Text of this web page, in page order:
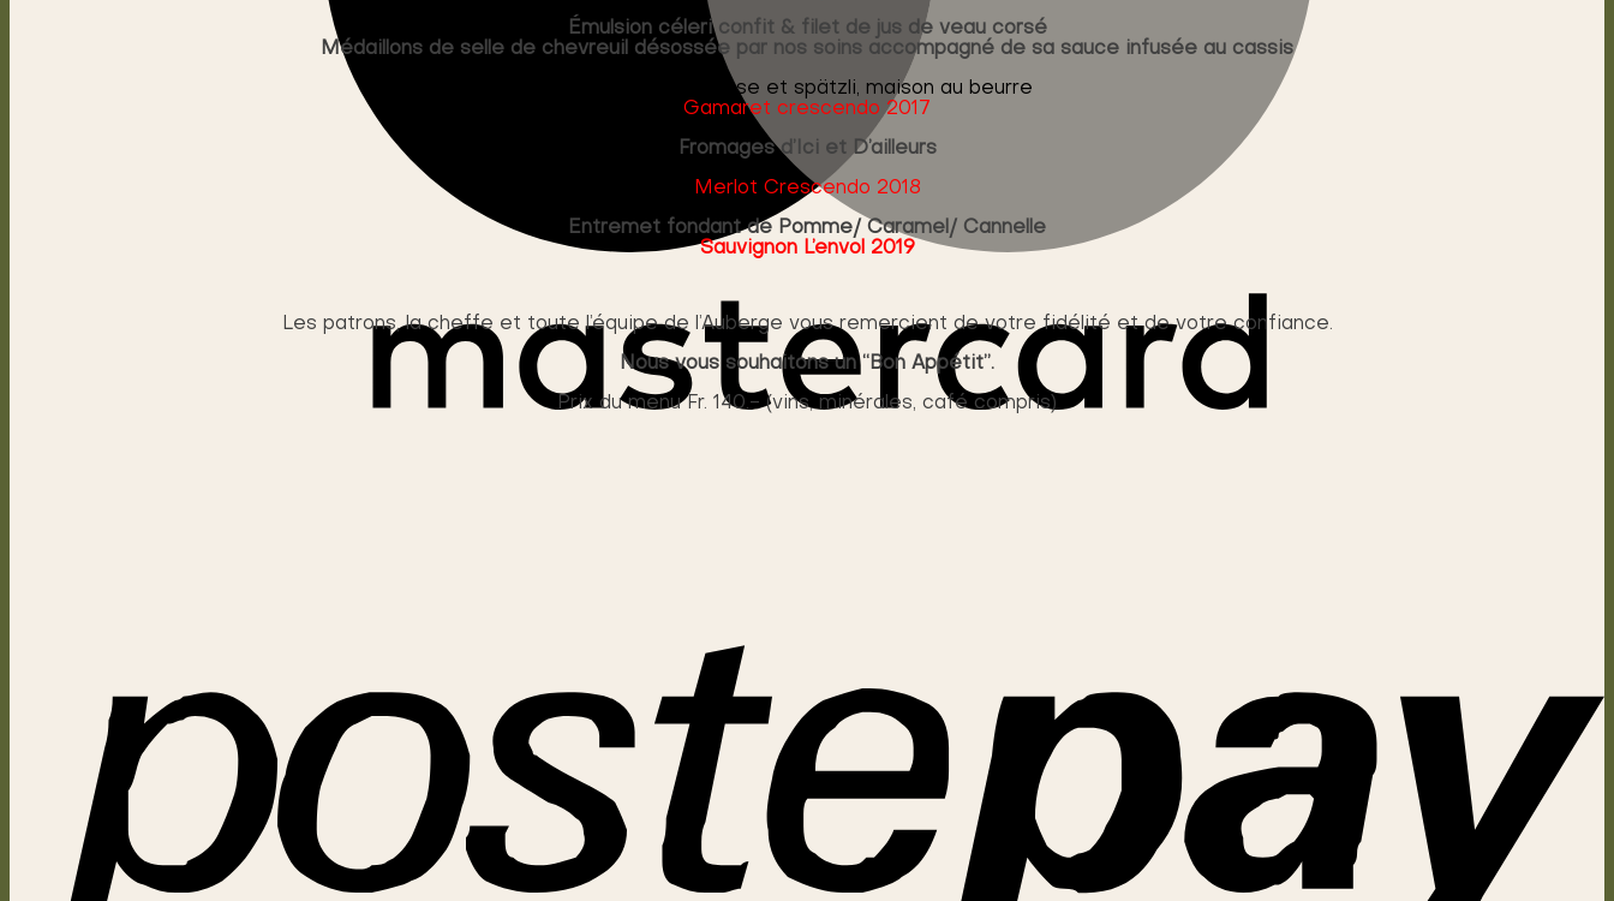
Émulsion céleri confit & filet de jus de veau corsé
Médaillons de selle de chevreuil désossée par nos soins accompagné de sa sauce infusée au cassis
Garnitures chasse et spätzli, maison au beurre
Gamaret crescendo 2017
Fromages d’Ici et D’ailleurs
Merlot Crescendo 2018
Entremet fondant de Pomme/ Caramel/ Cannelle
Sauvignon L’envol 2019
Les patrons, la cheffe et toute l’équipe de l’Auberge vous remercient de votre fidélité et de votre confiance.
Nous vous souhaitons un “Bon Appétit”.
Prix du menu Fr. 140.- (vins, minérales, café compris)